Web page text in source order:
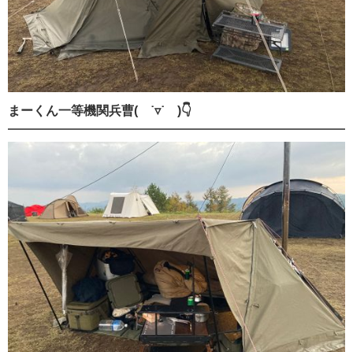
まーくん一等機関兵曹( ˙▿˙ )👇